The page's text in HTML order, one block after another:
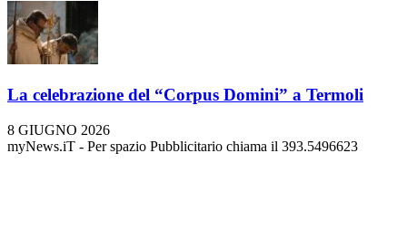
La celebrazione del “Corpus Domini” a Termoli
8 GIUGNO 2026
myNews.iT - Per spazio Pubblicitario chiama il 393.5496623